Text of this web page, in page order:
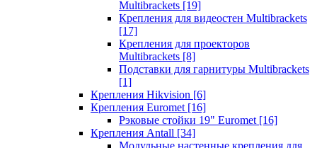
Multibrackets [19]
Крепления для видеостен Multibrackets
[17]
Крепления для проекторов
Multibrackets [8]
Подставки для гарнитуры Multibrackets
[1]
Крепления Hikvision [6]
Крепления Euromet [16]
Рэковые стойки 19" Euromet [16]
Крепления Antall [34]
Модульные настенные крепления для